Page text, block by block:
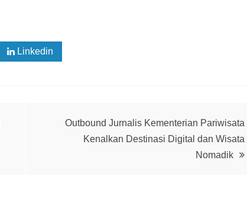
Linkedin
Outbound Jurnalis Kementerian Pariwisata
Kenalkan Destinasi Digital dan Wisata
Nomadik